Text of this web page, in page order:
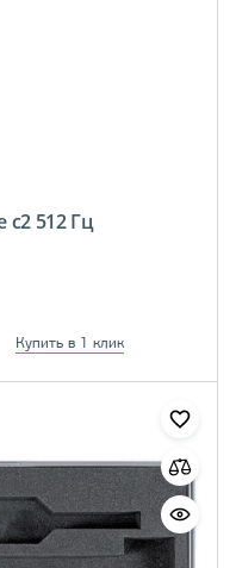
c2 512 Гц
Купить в 1 клик